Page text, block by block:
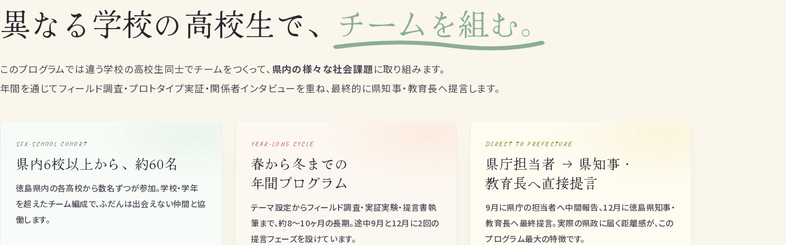
異なる学校の高校生で、 チームを組む。
このプログラムでは違う学校の高校生同士でチームをつくって、 県内の様々な社会課題に取り組みます。
年間を通じてフィールド調査・プロトタイプ実証・関係者インタビューを重ね、最終的に県知事・教育長へ提言します。
SIX-SCHOOL COHORT
県内6校以上から、約60名
徳島県内の各高校から数名ずつが参加。学校・学年
を超えたチーム編成で、ふだんは出会えない仲間と協
働します。
YEAR-LONG CYCLE
春から冬までの
年間プログラム
テーマ設定からフィールド調査・実証実験・提言書執
筆まで、約8〜10ヶ月の長期。途中9月と12月に2回の
提言フェーズを設けています。
DIRECT TO PREFECTURE
県庁担当者 → 県知事・
教育長へ直接提言
9月に県庁の担当者へ中間報告、12月に徳島県知事・
教育長へ最終提言。実際の県政に届く距離感が、この
プログラム最大の特徴です。